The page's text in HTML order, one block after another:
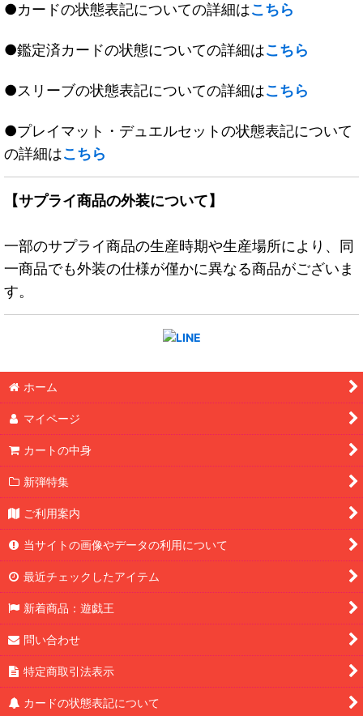
●カードの状態表記についての詳細はこちら
●鑑定済カードの状態についての詳細はこちら
●スリーブの状態表記についての詳細はこちら
●プレイマット・デュエルセットの状態表記について
の詳細はこちら
【サプライ商品の外装について】
一部のサプライ商品の生産時期や生産場所により、同
一商品でも外装の仕様が僅かに異なる商品がございま
す。
ホーム
マイページ
カートの中身
新弾特集
ご利用案内
当サイトの画像やデータの利用について
最近チェックしたアイテム
新着商品：遊戯王
問い合わせ
特定商取引法表示
カードの状態表記について